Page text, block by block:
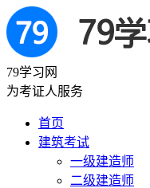
79学习网
为考证人服务
首页
建筑考试
一级建造师
二级建造师